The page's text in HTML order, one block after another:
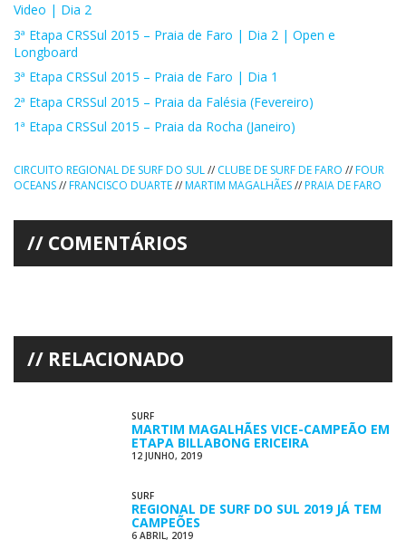
Video | Dia 2
3ª Etapa CRSSul 2015 – Praia de Faro | Dia 2 | Open e
Longboard
3ª Etapa CRSSul 2015 – Praia de Faro | Dia 1
2ª Etapa CRSSul 2015 – Praia da Falésia (Fevereiro)
1ª Etapa CRSSul 2015 – Praia da Rocha (Janeiro)
CIRCUITO REGIONAL DE SURF DO SUL// CLUBE DE SURF DE FARO //FOUR
OCEANS//FRANCISCO DUARTE//MARTIM MAGALHÃES//PRAIA DE FARO
COMENTÁRIOS
RELACIONADO
SURF
MARTIM MAGALHÃES VICE-CAMPEÃO EM
ETAPA BILLABONG ERICEIRA
12 JUNHO, 2019
SURF
REGIONAL DE SURF DO SUL 2019 JÁ TEM
CAMPEÕES
6 ABRIL, 2019